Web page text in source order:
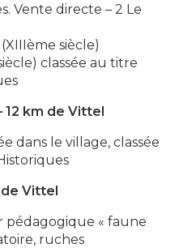
Vente directe – 2 Le
siècle)
classée au titre
12 km de Vittel
dans le village, classée
de Vittel
pédagogique « faune
ruches